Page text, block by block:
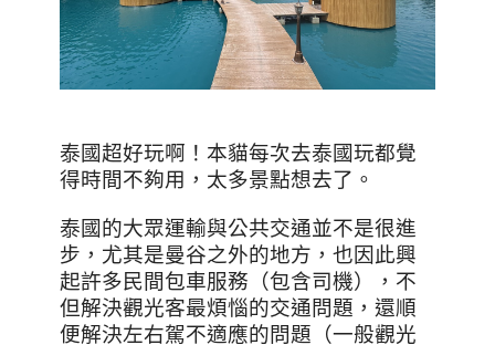
泰國超好玩啊！本貓每次去泰國玩都覺
得時間不夠用，太多景點想去了。
泰國的大眾運輸與公共交通並不是很進
步，尤其是曼谷之外的地方，也因此興
起許多民間包車服務（包含司機），不
但解決觀光客最煩惱的交通問題，還順
便解決左右駕不適應的問題（一般觀光